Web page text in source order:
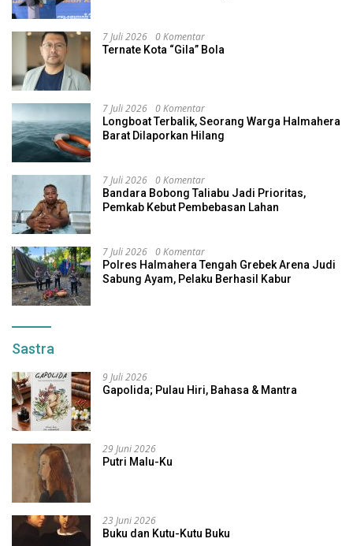
7 Juli 2026 0 Komentar
Ternate Kota “Gila” Bola
7 Juli 2026 0 Komentar
Longboat Terbalik, Seorang Warga Halmahera
Barat Dilaporkan Hilang
7 Juli 2026 0 Komentar
Bandara Bobong Taliabu Jadi Prioritas,
Pemkab Kebut Pembebasan Lahan
7 Juli 2026 0 Komentar
Polres Halmahera Tengah Grebek Arena Judi
Sabung Ayam, Pelaku Berhasil Kabur
Sastra
9 Juli 2026
Gapolida; Pulau Hiri, Bahasa & Mantra
29 Juni 2026
Putri Malu-Ku
23 Juni 2026
Buku dan Kutu-Kutu Buku